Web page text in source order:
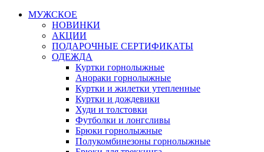
МУЖСКОЕ
НОВИНКИ
АКЦИИ
ПОДАРОЧНЫЕ СЕРТИФИКАТЫ
ОДЕЖДА
Куртки горнолыжные
Анораки горнолыжные
Куртки и жилетки утепленные
Куртки и дождевики
Худи и толстовки
Футболки и лонгсливы
Брюки горнолыжные
Полукомбинезоны горнолыжные